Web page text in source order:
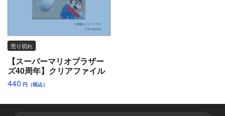
売り切れ
【スーパーマリオブラザー
ズ40周年】クリアファイル
440 円（税込）